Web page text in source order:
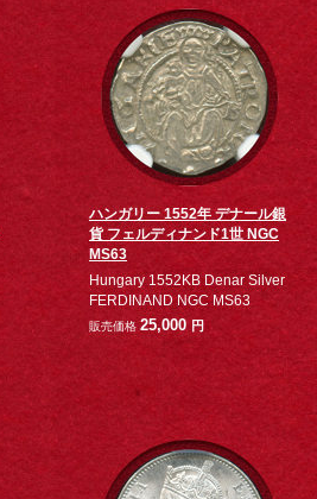
ハンガリー 1552年 デナール銀
貨 フェルディナンド1世 NGC
MS63
Hungary 1552KB Denar Silver
FERDINAND NGC MS63
販売価格 25,000 円